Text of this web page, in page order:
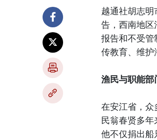
越通社胡志
告，西南地区
报告和不受
传教育、维护
渔民与职能部
在安江省，
民翁春贤多年
他不仅捐出船